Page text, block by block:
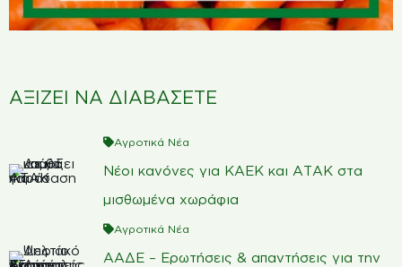
ΑΞΙΖΕΙ ΝΑ ΔΙΑΒΑΣΕΤΕ
Αγροτικά Νέα
Νέοι κανόνες για ΚΑΕΚ και ΑΤΑΚ στα
μισθωμένα χωράφια
Αγροτικά Νέα
ΑΑΔΕ – Ερωτήσεις & απαντήσεις για την